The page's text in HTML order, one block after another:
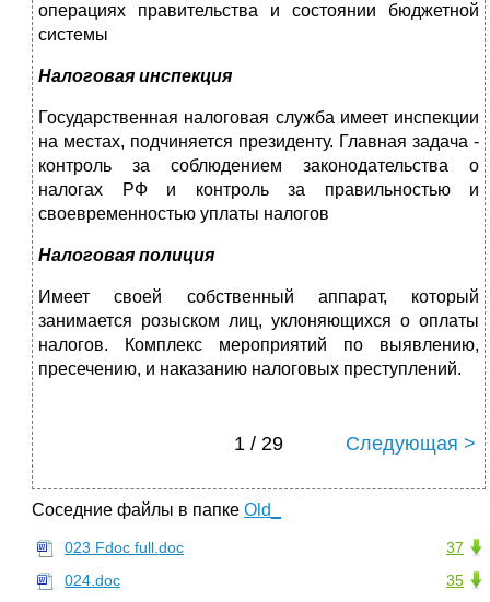
операциях правительства и состоянии бюджетной
системы
Налоговая инспекция
Государственная налоговая служба имеет инспекции
на местах, подчиняется президенту. Главная задача -
контроль за соблюдением законодательства о
налогах РФ и контроль за правильностью и
своевременностью уплаты налогов
Налоговая полиция
Имеет своей собственный аппарат, который
занимается розыском лиц, уклоняющихся о оплаты
налогов. Комплекс мероприятий по выявлению,
пресечению, и наказанию налоговых преступлений.
1 / 29 Следующая >
Соседние файлы в папке Old_
37
023 Fdoc full.doc
35
024.doc